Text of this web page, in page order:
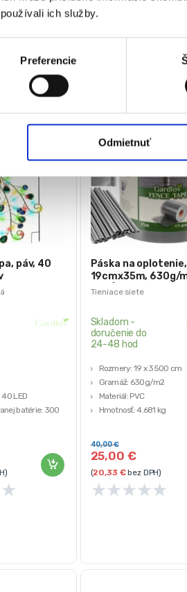
ich služby.
Preferencie
Odmietnuť
72,00
96,00 €
páv, 40
LED
batérie: 300
★
Tieniace siete
Páska na oplotenie,
19cmx35m, 630g/
sivá | Gardlov
Skladom -
doručenie do
24-48 hod
Rozmery: 19 x 3500 cm
Gramáž: 630g/m2
Materiál: PVC
Hmotnosť: 4.681 kg
25,00 €
40,00€
(20,33 €bez DPH)
★★★★★